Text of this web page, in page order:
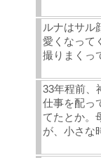
ルナはサル
愛くなって
撮りまくっ
33年程前、
仕事を配っ
てたとか。
が、小さな